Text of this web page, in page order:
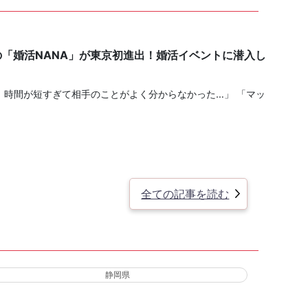
婚活NANA」が東京初進出！婚活イベントに潜入し
間が短すぎて相手のことがよく分からなかった…」 「マッ
全ての記事を読む
静岡県